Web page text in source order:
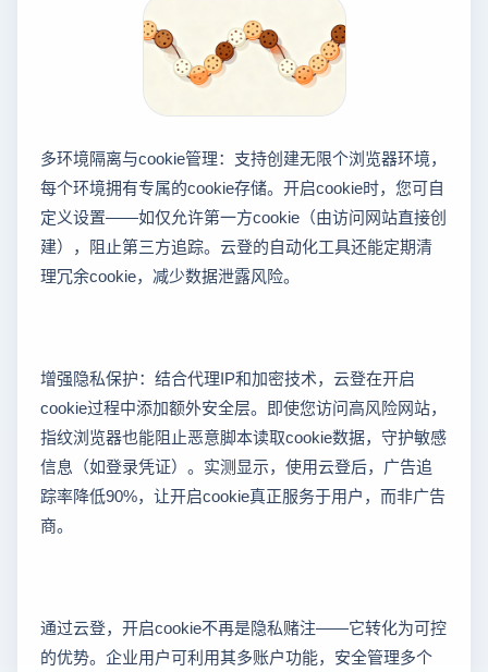
多环境隔离与cookie管理：支持创建无限个浏览器环境，
每个环境拥有专属的cookie存储。开启cookie时，您可自
定义设置——如仅允许第一方cookie（由访问网站直接创
建），阻止第三方追踪。云登的自动化工具还能定期清
理冗余cookie，减少数据泄露风险。
增强隐私保护：结合代理IP和加密技术，云登在开启
cookie过程中添加额外安全层。即使您访问高风险网站，
指纹浏览器也能阻止恶意脚本读取cookie数据，守护敏感
信息（如登录凭证）。实测显示，使用云登后，广告追
踪率降低90%，让开启cookie真正服务于用户，而非广告
商。
通过云登，开启cookie不再是隐私赌注——它转化为可控
的优势。企业用户可利用其多账户功能，安全管理多个